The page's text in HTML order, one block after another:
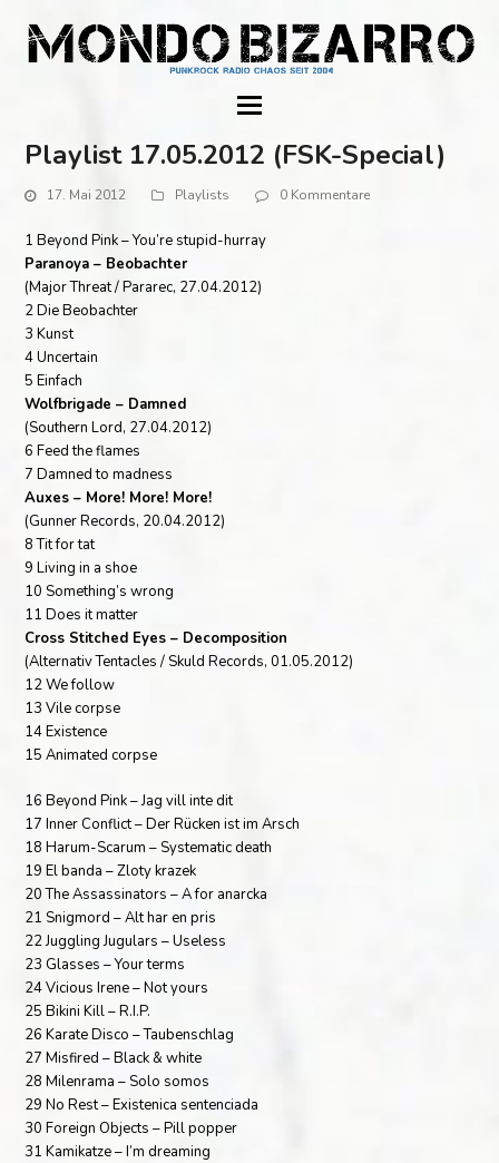
Playlist 17.05.2012 (FSK-Special)
17. Mai 2012 Playlists 0 Kommentare
1 Beyond Pink – You’re stupid-hurray
Paranoya – Beobachter
(Major Threat / Pararec, 27.04.2012)
2 Die Beobachter
3 Kunst
4 Uncertain
5 Einfach
Wolfbrigade – Damned
(Southern Lord, 27.04.2012)
6 Feed the flames
7 Damned to madness
Auxes – More! More! More!
(Gunner Records, 20.04.2012)
8 Tit for tat
9 Living in a shoe
10 Something’s wrong
11 Does it matter
Cross Stitched Eyes – Decomposition
(Alternativ Tentacles / Skuld Records, 01.05.2012)
12 We follow
13 Vile corpse
14 Existence
15 Animated corpse
16 Beyond Pink – Jag vill inte dit
17 Inner Conflict – Der Rücken ist im Arsch
18 Harum-Scarum – Systematic death
19 El banda – Zloty krazek
20 The Assassinators – A for anarcka
21 Snigmord – Alt har en pris
22 Juggling Jugulars – Useless
23 Glasses – Your terms
24 Vicious Irene – Not yours
25 Bikini Kill – R.I.P.
26 Karate Disco – Taubenschlag
27 Misfired – Black & white
28 Milenrama – Solo somos
29 No Rest – Existenica sentenciada
30 Foreign Objects – Pill popper
31 Kamikatze – I’m dreaming